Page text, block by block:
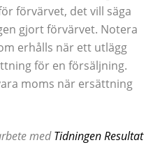
förvärvet, det vill säga
gjort förvärvet. Notera
erhålls när ett utlägg
för en försäljning.
moms när ersättning
medTidningen Resultat